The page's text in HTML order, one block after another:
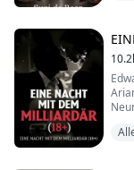
Ich